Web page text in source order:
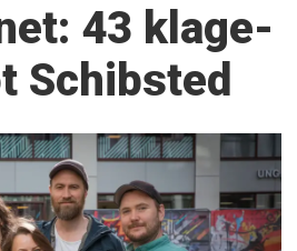
43 klage­
Schibsted